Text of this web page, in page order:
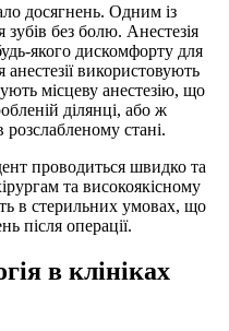
досягнень. Одним із
без болю. Анестезія
якого дискомфорту для
використовують
місцеву анестезію, що
ділянці, або ж
розслабленому стані.
проводиться швидко та
та високоякісному
в стерильних умовах, що
після операції.
в клініках